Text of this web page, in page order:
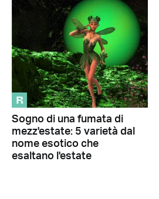
R
Sogno di una fumata di
mezz'estate: 5 varietà dal
nome esotico che
esaltano l'estate